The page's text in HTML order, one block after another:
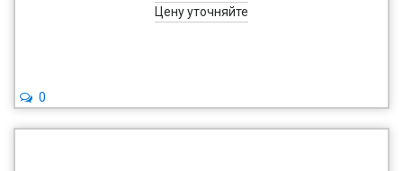
Цену уточняйте
0